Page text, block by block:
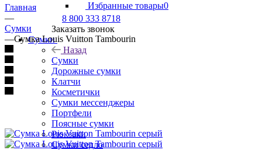
Избранные товары0
8 800 333 8718
Заказать звонок
Сумки
Назад
Сумки
Дорожные сумки
Клатчи
Косметички
Сумки мессенджеры
Портфели
Поясные сумки
Рюкзаки
Сумки седло
Главная
—
Сумки
—Сумка Louis Vuitton Tambourin